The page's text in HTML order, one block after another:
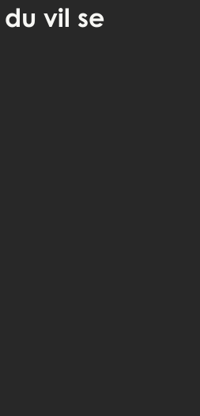
du vil se